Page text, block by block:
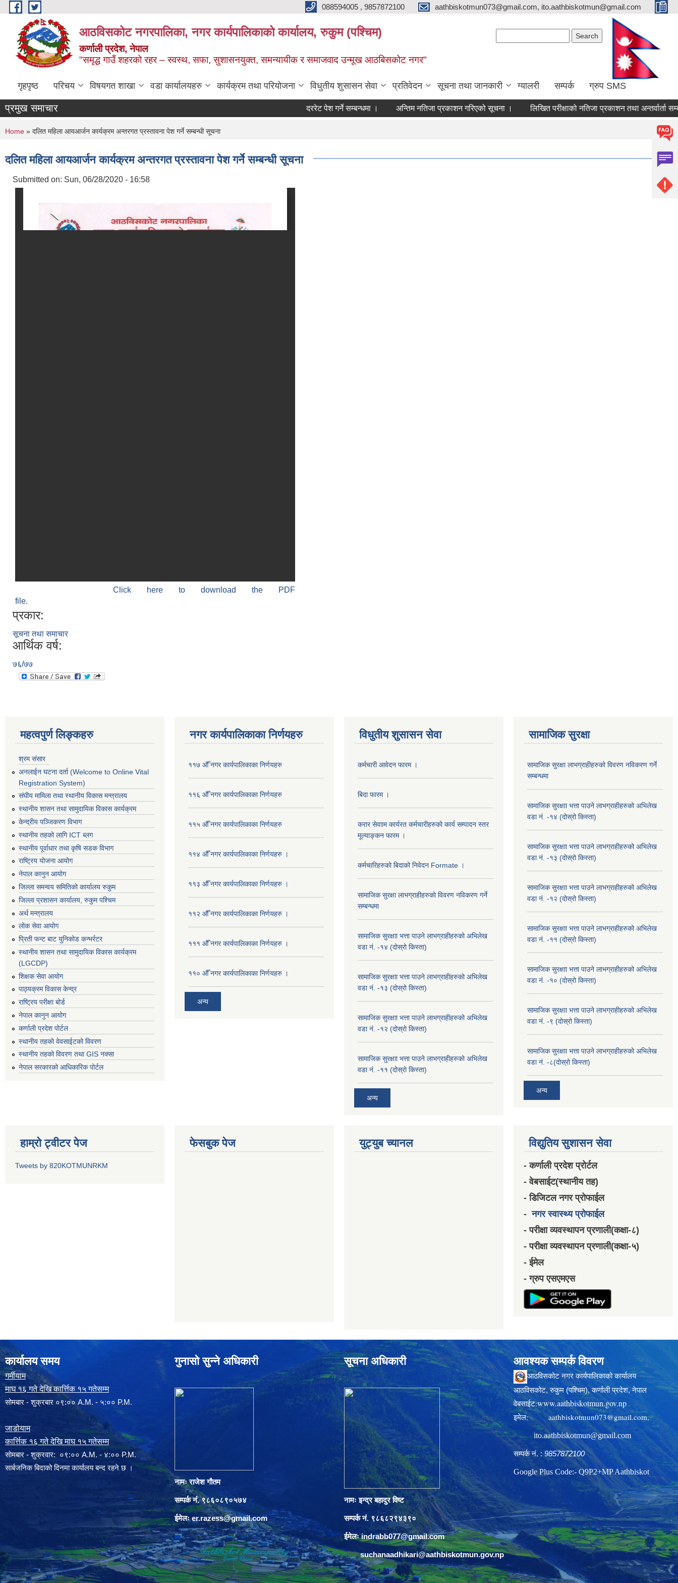
Skip to main content 088594005 , 9857872100 aathbiskotmun073@gmail.com, ito.aathbiskotmun@gmail.com
आठविसकोट नगरपालिका, नगर कार्यपालिकाको कार्यालय, रुकुम (पश्चिम)
कर्णाली प्रदेश, नेपाल
"समृद्ध गाउँ शहरको रहर – स्वस्थ, सफा, सुशासनयुक्त, समन्यायीक र समाजवाद उन्मूख आठबिसकोट नगर"
गृहपृष्ठ परिचय विषयगत शाखा वडा कार्यालयहरु कार्यक्रम तथा परियोजना विधुतीय शुसासन सेवा प्रतिवेदन सूचना तथा जानकारी ग्यालरी सम्पर्क ग्रुप SMS
प्रमुख समाचार दररेट पेश गर्ने सम्बन्धमा । अन्तिम नतिजा प्रकाशन गरिएको सूचना । लिखित परीक्षाको नतिजा प्रकाशन तथा अन्तर्वार्ता सम्बन्धी
You are here
Home » दलित महिला आयआर्जन कार्यक्रम अन्तरगत प्रस्तावना पेश गर्ने सम्बन्धी सूचना
दलित महिला आयआर्जन कार्यक्रम अन्तरगत प्रस्तावना पेश गर्ने सम्बन्धी सूचना
Submitted on: Sun, 06/28/2020 - 16:58
Click here to download the PDF
file.
प्रकार:
सूचना तथा समाचार
आर्थिक वर्ष:
७६/७७
महत्वपुर्ण लिङ्कहरु
श्रम संसार
अनलाईन घटना दर्ता (Welcome to Online Vital
Registration System)
संघीय मामिला तथा स्थानीय विकास मन्त्रालय
स्थानीय शासन तथा सामुदायिक विकास कार्यक्रम
केन्द्रीय पञ्जिकरण विभाग
स्थानीय तहको लागि ICT ब्लग
स्थानीय पूर्वाधार तथा कृषि सडक विभाग
राष्ट्रिय योजना आयोग
नेपाल कानुन आयोग
जिल्ला समन्वय समितिको कार्यालय रुकुम
जिल्ला प्रशासन कार्यालय, रुकुम पश्चिम
अर्थ मन्त्रालय
लोक सेवा आयोग
प्रिती फन्ट बाट युनिकोड कन्भर्रटर
स्थानीय शासन तथा सामुदायिक विकास कार्यक्रम
(LGCDP)
शिक्षक सेवा आयोग
पाठ्यक्रम विकास केन्द्र
राष्ट्रिय परीक्षा बोर्ड
नेपाल कानुन आयोग
कर्णाली प्रदेश पोर्टल
स्थानीय तहको वेवसाईटको विवरण
स्थानीय तहको विवरण तथा GIS नक्सा
नेपाल सरकारको आधिकारिक पोर्टल
नगर कार्यपालिकाका निर्णयहरु
११७ औँ नगर कार्यपालिकाका निर्णयहरु
११६ औँ नगर कार्यपालिकाका निर्णयहरु
११५ औँ नगर कार्यपालिकाका निर्णयहरु
११४ औँ नगर कार्यपालिकाका निर्णयहरु ।
११३ औँ नगर कार्यपालिकाका निर्णयहरु ।
११२ औँ नगर कार्यपालिकाका निर्णयहरु ।
१११ औँ नगर कार्यपालिकाका निर्णयहरु ।
११० औँ नगर कार्यपालिकाका निर्णयहरु ।
अन्य
विधुतीय शुसासन सेवा
कर्मचारी आवेदन फारम ।
बिदा फारम ।
करार सेवााम कार्यरत कर्मचारीहरुको कार्य सम्पादन स्तर
मूल्याङ्कन फारम ।
कर्मचारिहरुको बिदाको निवेदन Formate ।
सामाजिक सुरक्षा लाभग्राहीहरुको विवरण नविकरण गर्ने
सम्बन्धमा
सामाजिक सुरक्षाा भत्ता पाउने लाभग्राहीहरुको अभिलेख
वडा नं. -१४ (दोस्रो किस्ता)
सामाजिक सुरक्षाा भत्ता पाउने लाभग्राहीहरुको अभिलेख
वडा नं. -१३ (दोस्रो किस्ता)
सामाजिक सुरक्षाा भत्ता पाउने लाभग्राहीहरुको अभिलेख
वडा नं. -१२ (दोस्रो किस्ता)
सामाजिक सुरक्षाा भत्ता पाउने लाभग्राहीहरुको अभिलेख
वडा नं. -११ (दोस्रो किस्ता)
अन्य
सामाजिक सुरक्षा
सामाजिक सुरक्षा लाभग्राहीहरुको विवरण नविकरण गर्ने
सम्बन्धमा
सामाजिक सुरक्षाा भत्ता पाउने लाभग्राहीहरुको अभिलेख
वडा नं. -१४ (दोस्रो किस्ता)
सामाजिक सुरक्षाा भत्ता पाउने लाभग्राहीहरुको अभिलेख
वडा नं. -१३ (दोस्रो किस्ता)
सामाजिक सुरक्षाा भत्ता पाउने लाभग्राहीहरुको अभिलेख
वडा नं. -१२ (दोस्रो किस्ता)
सामाजिक सुरक्षाा भत्ता पाउने लाभग्राहीहरुको अभिलेख
वडा नं. -११ (दोस्रो किस्ता)
सामाजिक सुरक्षाा भत्ता पाउने लाभग्राहीहरुको अभिलेख
वडा नं. -१० (दोस्रो किस्ता)
सामाजिक सुरक्षाा भत्ता पाउने लाभग्राहीहरुको अभिलेख
वडा नं. -९ (दोस्रो किस्ता)
सामाजिक सुरक्षाा भत्ता पाउने लाभग्राहीहरुको अभिलेख
वडा नं. -८(दोस्रो किस्ता)
अन्य
हाम्रो ट्वीटर पेज
Tweets by 820KOTMUNRKM
फेसबुक पेज युट्युब च्यानल विद्युतिय सुशासन सेवा
- कर्णाली प्रदेश प्रोर्टल
- वेबसाईट(स्थानीय तह)
- डिजिटल नगर प्रोफाईल
-नगर स्वास्थ्य प्रोफाईल
- परीक्षा व्यवस्थापन प्रणाली(कक्षा-८)
- परीक्षा व्यवस्थापन प्रणाली(कक्षा-५)
- ईमेल
- ग्रुप एसएमएस
कार्यालय समय
गर्मीयाम
माघ १६ गते देखि कार्त्तिक १५ गतेसम्म
सोमबार - शुक्रबार ०९:०० A.M. - ५:०० P.M.
जाडोयाम
कार्त्तिक १६ गते देखि माघ १५ गतेसम्म
साेमबार - शुक्रवार: ०९:०० A.M. - ४:०० P.M.
सार्बजनिक बिदाको दिनमा कार्यालय बन्द रहने छ ।
गुनासो सुन्ने अधिकारी
नामः राजेश गौतम
सम्पर्क नं. ९८६०८९०५७४
ईमेलःer.razess@gmail.com
सूचना अधिकारी
नामः इन्द्र बहादुर विष्ट
सम्पर्क नं. ९८६८२९४३९०
ईमेलःindrabb077@gmail.com
suchanaadhikari@aathbiskotmun.gov.np
आवश्यक सम्पर्क विवरण
आठविसकोट नगर कार्यपालिकाको कार्यालय
आठविसकोट, रुकुम (पश्चिम), कर्णाली प्रदेश, नेपाल
वेबसाईट:www.aathbiskotmun.gov.np
इमेल: aathbiskotmun073@gmail.com,
ito.aathbiskotmun@gmail.com
सम्पर्क नं. :9857872100
Google Plus Code:- Q9P2+MP Aathbiskot